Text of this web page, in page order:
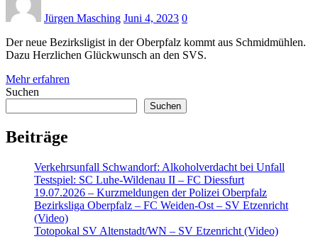
Jürgen Masching Juni 4, 2023 0
Der neue Bezirksligist in der Oberpfalz kommt aus Schmidmühlen.
Dazu Herzlichen Glückwunsch an den SVS.
Mehr erfahren
Suchen
Suchen
Beiträge
Verkehrsunfall Schwandorf: Alkoholverdacht bei Unfall
Testspiel: SC Luhe-Wildenau II – FC Diessfurt
19.07.2026 – Kurzmeldungen der Polizei Oberpfalz
Bezirksliga Oberpfalz – FC Weiden-Ost – SV Etzenricht
(Video)
Totopokal SV Altenstadt/WN – SV Etzenricht (Video)